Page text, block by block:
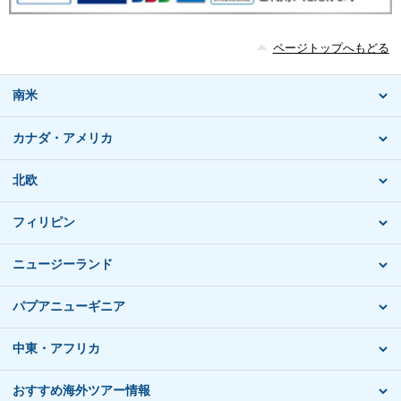
ページトップへもどる
南米
カナダ・アメリカ
北欧
フィリピン
ニュージーランド
パプアニューギニア
中東・アフリカ
おすすめ海外ツアー情報